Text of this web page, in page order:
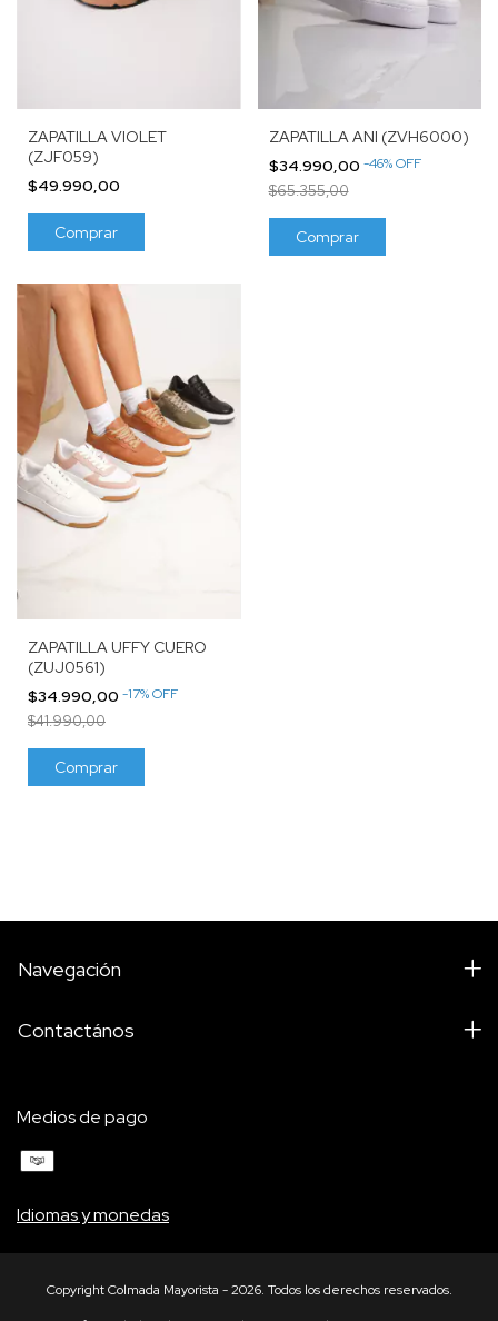
ZAPATILLA VIOLET
(ZJF059)
$49.990,00
Comprar
ZAPATILLA ANI (ZVH6000)
$34.990,00 -46%OFF
$65.355,00
Comprar
ZAPATILLA UFFY CUERO
(ZUJ0561)
$34.990,00 -17%OFF
$41.990,00
Comprar
Navegación
Contactános
Medios de pago
Idiomas y monedas
Copyright Colmada Mayorista - 2026. Todos los derechos reservados.